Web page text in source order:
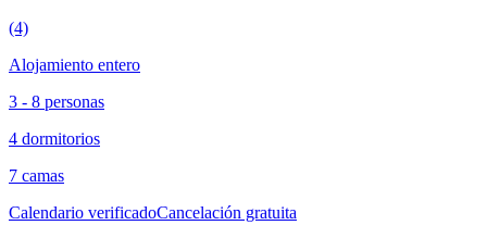
(4)
Alojamiento entero
3 - 8 personas
4 dormitorios
7 camas
Calendario verificadoCancelación gratuita